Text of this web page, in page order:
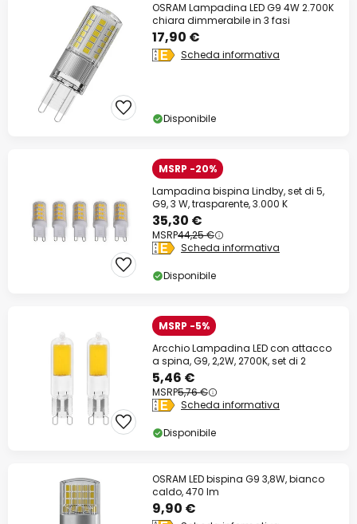
OSRAM Lampadina LED G9 4W 2.700K
chiara dimmerabile in 3 fasi
17,90 €
Scheda informativa
Disponibile
MSRP -20%
Lampadina bispina Lindby, set di 5,
G9, 3 W, trasparente, 3.000 K
35,30 €
MSRP44,25 €
Scheda informativa
Disponibile
MSRP -5%
Arcchio Lampadina LED con attacco
a spina, G9, 2,2W, 2700K, set di 2
5,46 €
MSRP5,76 €
Scheda informativa
Disponibile
OSRAM LED bispina G9 3,8W, bianco
caldo, 470 lm
9,90 €